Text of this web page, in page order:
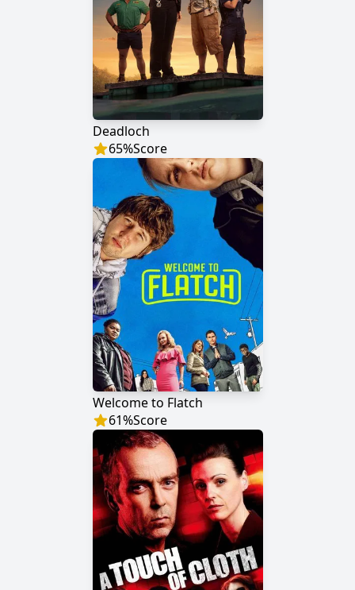
Deadloch
65%Score
Welcome to Flatch
61%Score